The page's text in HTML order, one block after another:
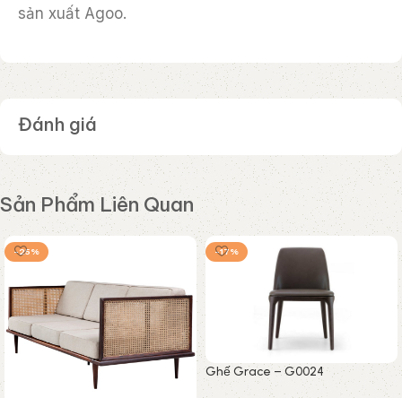
sản xuất Agoo.
Đánh giá
Sản Phẩm Liên Quan
-25% -17%
Ghế Grace – G0024